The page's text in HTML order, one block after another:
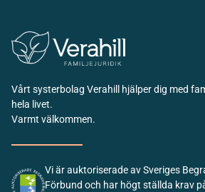
Vårt systerbolag Verahill hjälper dig med
hela livet.
Varmt välkommen.
Vi är auktoriserade av Sveriges
Förbund och har högt ställda krav